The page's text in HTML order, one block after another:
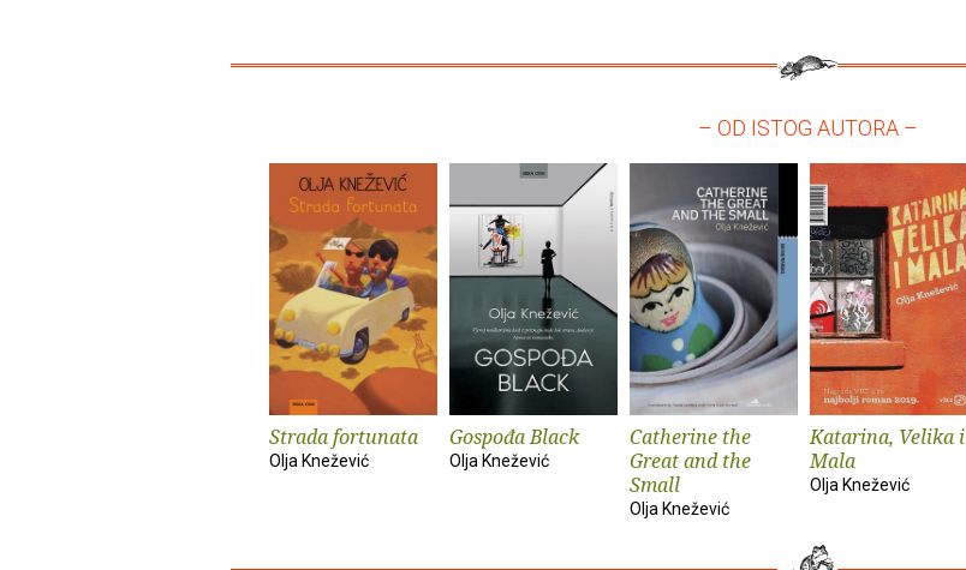
– OD ISTOG AUTORA –
Strada fortunata
Olja Knežević
Gospođa Black
Olja Knežević
Catherine the
Great and the
Small
Olja Knežević
Katarina, Velika i
Mala
Olja Knežević